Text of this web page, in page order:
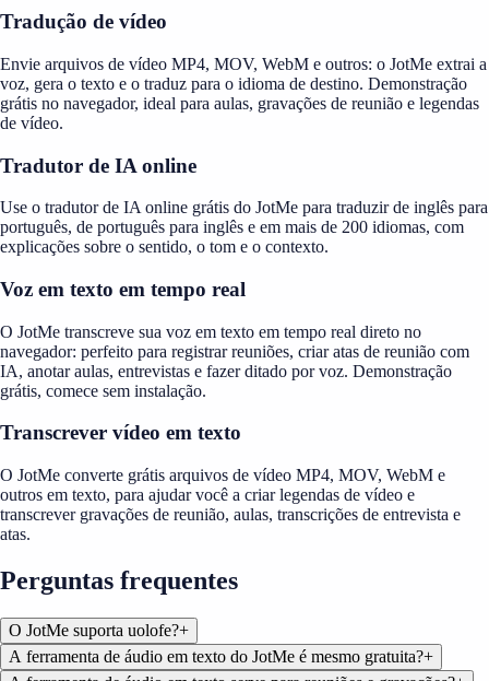
Tradução de vídeo
Envie arquivos de vídeo MP4, MOV, WebM e outros: o JotMe extrai a
voz, gera o texto e o traduz para o idioma de destino. Demonstração
grátis no navegador, ideal para aulas, gravações de reunião e legendas
de vídeo.
Tradutor de IA online
Use o tradutor de IA online grátis do JotMe para traduzir de inglês para
português, de português para inglês e em mais de 200 idiomas, com
explicações sobre o sentido, o tom e o contexto.
Voz em texto em tempo real
O JotMe transcreve sua voz em texto em tempo real direto no
navegador: perfeito para registrar reuniões, criar atas de reunião com
IA, anotar aulas, entrevistas e fazer ditado por voz. Demonstração
grátis, comece sem instalação.
Transcrever vídeo em texto
O JotMe converte grátis arquivos de vídeo MP4, MOV, WebM e
outros em texto, para ajudar você a criar legendas de vídeo e
transcrever gravações de reunião, aulas, transcrições de entrevista e
atas.
Perguntas frequentes
O JotMe suporta uolofe?+
A ferramenta de áudio em texto do JotMe é mesmo gratuita?+